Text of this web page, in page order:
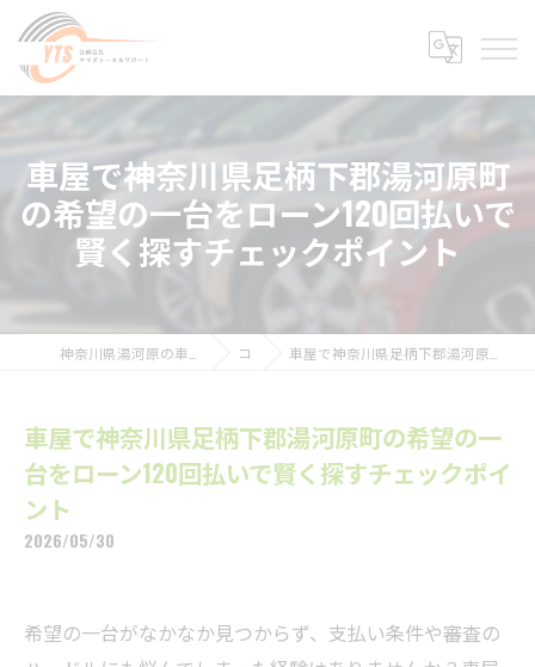
車屋で神奈川県足柄下郡湯河原町
の希望の一台をローン120回払いで
賢く探すチェックポイント
コラム 車屋で神奈川県足柄下郡湯河原町の希望の一台をローン120回払いで賢く探すチェックポイント
車屋で神奈川県足柄下郡湯河原町の希望の一
台をローン120回払いで賢く探すチェックポイ
ント
2026/05/30
希望の一台がなかなか見つからず、支払い条件や審査の